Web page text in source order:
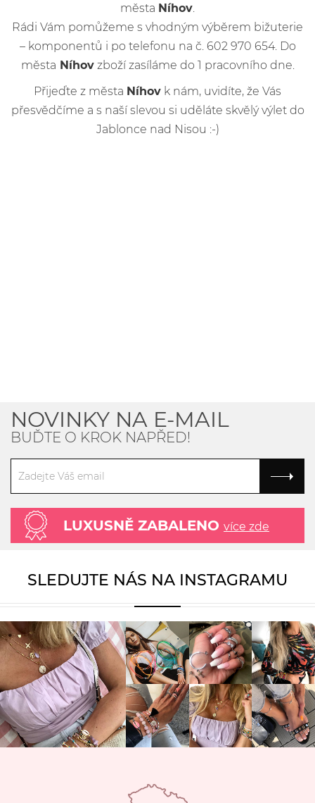
města Níhov
Rádi Vám pomůžeme s vhodným výběrem bižuterie
– komponentů i po telefonu na č. 602 970 654. Do
města Níhovzboží zasíláme do 1 pracovního dne.
Přijeďte z města Níhov k nám, uvidíte, že Vás
přesvědčíme a s naší slevou si uděláte skvělý výlet do
Jablonce nad Nisou :-)
NOVINKY NA E-MAIL
BUĎTE O KROK NAPŘED!
LUXUSNĚ ZABALENO více zde
SLEDUJTE NÁS NA INSTAGRAMU